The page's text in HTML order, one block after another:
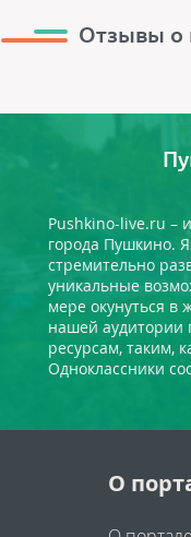
Отзывы о
Pushkino-live.ru –
города Пушкино.
стремительно
уникальные
мере окунуться в
нашей аудитории
ресурсам, таким,
Одноклассники
О